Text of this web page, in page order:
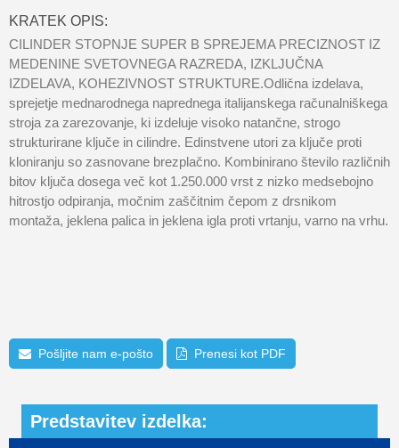
KRATEK OPIS:
CILINDER STOPNJE SUPER B SPREJEMA PRECIZNOST IZ
MEDENINE SVETOVNEGA RAZREDA, IZKLJUČNA
IZDELAVA, KOHEZIVNOST STRUKTURE.Odlična izdelava,
sprejetje mednarodnega naprednega italijanskega računalniškega
stroja za zarezovanje, ki izdeluje visoko natančne, strogo
strukturirane ključe in cilindre. Edinstvene utori za ključe proti
kloniranju so zasnovane brezplačno. Kombinirano število različnih
bitov ključa dosega več kot 1.250.000 vrst z nizko medsebojno
hitrostjo odpiranja, močnim zaščitnim čepom z drsnikom
montaža, jeklena palica in jeklena igla proti vrtanju, varno na vrhu.
Pošljite nam e-pošto Prenesi kot PDF
Predstavitev izdelka: